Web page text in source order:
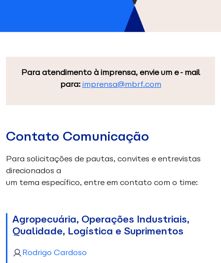
Para atendimento à imprensa, envie um e-mail
para: imprensa@mbrf.com
Contato Comunicação
Para solicitações de pautas, convites e entrevistas
direcionados a
um tema específico, entre em contato com o time:
Agropecuária, Operações Industriais,
Qualidade, Logística e Suprimentos
Rodrigo Cardoso